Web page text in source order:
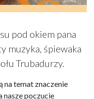
pod okiem pana
muzyka, śpiewaka
Trubadurzy.
na temat znaczenie
nasze poczucie